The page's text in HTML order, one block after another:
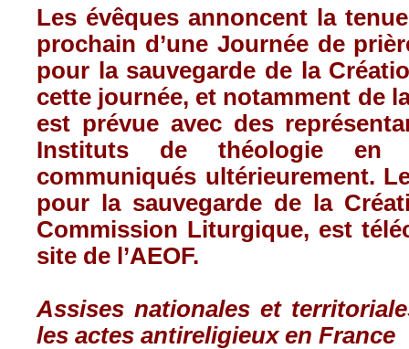
Les évêques annoncent la
prochain d’une Journée de
pour la sauvegarde de la
cette journée, et notamment de
est prévue avec des
Instituts de théologie en
communiqués ultérieurement.
pour la sauvegarde de la
Commission Liturgique, est
site de l’AEOF.
Assises nationales et
les actes antireligieux en France